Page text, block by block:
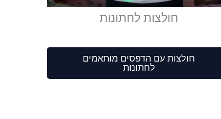
חולצות לחתונות
חולצות עם הדפסים מותאמים
לחתונות